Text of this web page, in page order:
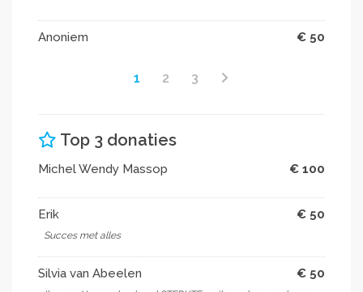
Anoniem € 50
1 2 3
Top 3 donaties
Michel Wendy Massop € 100
Erik € 50
Succes met alles
Silvia van Abeelen € 50